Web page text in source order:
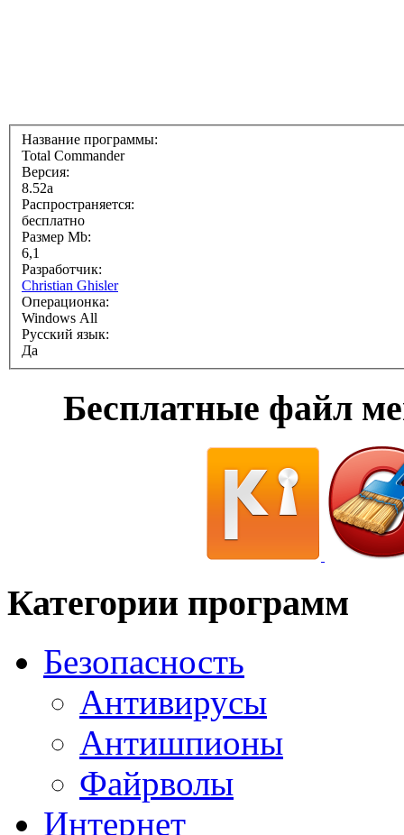
Название программы:
Total Commander
Версия:
8.52a
Распространяется:
бесплатно
Размер Mb:
6,1
Разработчик:
Christian Ghisler
Операционка:
Windows All
Русский язык:
Да
Бесплатные файл
Категории программ
Безопасность
Антивирусы
Антишпионы
Файрволы
Интернет